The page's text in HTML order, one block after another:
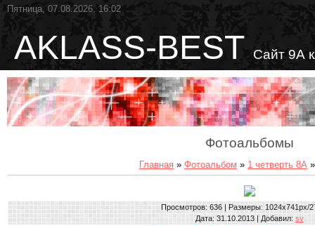
Пятница, 07.08.2026, 16:02
AKLASS-BEST Сайт 9А
Фотоальбомы
Главная » Фотоальбом » 1 четверть 8А
Просмотров: 636 | Размеры: 1024x741px/
Дата: 31.10.2013 | Добавил: sv